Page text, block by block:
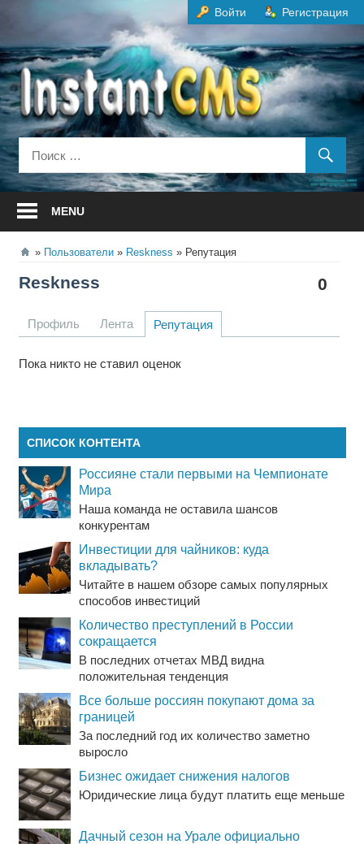
содержанию
Войти Регистрация
MENU
Пользователи Reskness Репутация
0
Reskness
Профиль Лента Репутация
Пока никто не ставил оценок
СПИСОК КОНТЕНТА
Россияне стали первыми на Чемпионате
Мира
Наша команда не оставила шансов
конкурентам
Инвестиции для чайников: куда
вкладывать?
Читайте в нашем обзоре самых популярных
способов инвестиций
Количество преступлений в России
сокращается
В последних отчетах МВД видна
положительная тенденция
Все больше россиян покупают дома за
границей
За последний год их количество заметно
выросло
Бизнес ожидает снижения налогов
Юридические лица будут платить еще меньше
Дачный сезон на Урале официально